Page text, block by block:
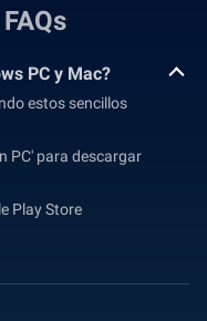
PC y Mac?
estos sencillos
PC' para descargar
Play Store